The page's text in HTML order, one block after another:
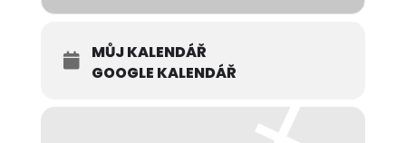
MŮJ KALENDÁŘ
GOOGLE KALENDÁŘ